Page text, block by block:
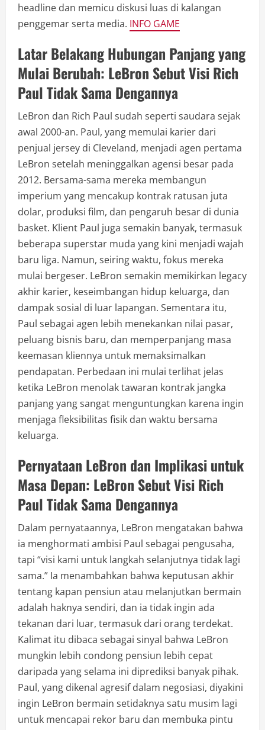
headline dan memicu diskusi luas di kalangan
penggemar serta media. INFO GAME
Latar Belakang Hubungan Panjang yang
Mulai Berubah: LeBron Sebut Visi Rich
Paul Tidak Sama Dengannya
LeBron dan Rich Paul sudah seperti saudara sejak
awal 2000-an. Paul, yang memulai karier dari
penjual jersey di Cleveland, menjadi agen pertama
LeBron setelah meninggalkan agensi besar pada
2012. Bersama-sama mereka membangun
imperium yang mencakup kontrak ratusan juta
dolar, produksi film, dan pengaruh besar di dunia
basket. Klient Paul juga semakin banyak, termasuk
beberapa superstar muda yang kini menjadi wajah
baru liga. Namun, seiring waktu, fokus mereka
mulai bergeser. LeBron semakin memikirkan legacy
akhir karier, keseimbangan hidup keluarga, dan
dampak sosial di luar lapangan. Sementara itu,
Paul sebagai agen lebih menekankan nilai pasar,
peluang bisnis baru, dan memperpanjang masa
keemasan kliennya untuk memaksimalkan
pendapatan. Perbedaan ini mulai terlihat jelas
ketika LeBron menolak tawaran kontrak jangka
panjang yang sangat menguntungkan karena ingin
menjaga fleksibilitas fisik dan waktu bersama
keluarga.
Pernyataan LeBron dan Implikasi untuk
Masa Depan: LeBron Sebut Visi Rich
Paul Tidak Sama Dengannya
Dalam pernyataannya, LeBron mengatakan bahwa
ia menghormati ambisi Paul sebagai pengusaha,
tapi “visi kami untuk langkah selanjutnya tidak lagi
sama.” Ia menambahkan bahwa keputusan akhir
tentang kapan pensiun atau melanjutkan bermain
adalah haknya sendiri, dan ia tidak ingin ada
tekanan dari luar, termasuk dari orang terdekat.
Kalimat itu dibaca sebagai sinyal bahwa LeBron
mungkin lebih condong pensiun lebih cepat
daripada yang selama ini diprediksi banyak pihak.
Paul, yang dikenal agresif dalam negosiasi, diyakini
ingin LeBron bermain setidaknya satu musim lagi
untuk mencapai rekor baru dan membuka pintu